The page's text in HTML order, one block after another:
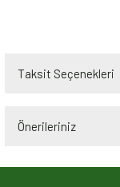
Taksit Seçenekleri
Önerileriniz
Bu ürünün fiyat bilgisi,